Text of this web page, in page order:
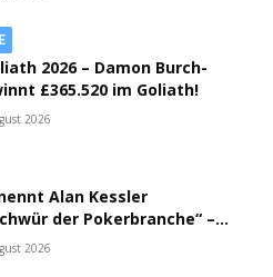
2026 – Damon Burch-
£365.520 im Goliath!
2026
Alan Kessler
der Pokerbranche“ –
eskaliert!
2026